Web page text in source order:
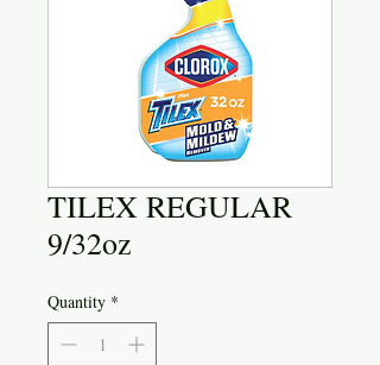
TILEX REGULAR
9/32oz
Quantity *